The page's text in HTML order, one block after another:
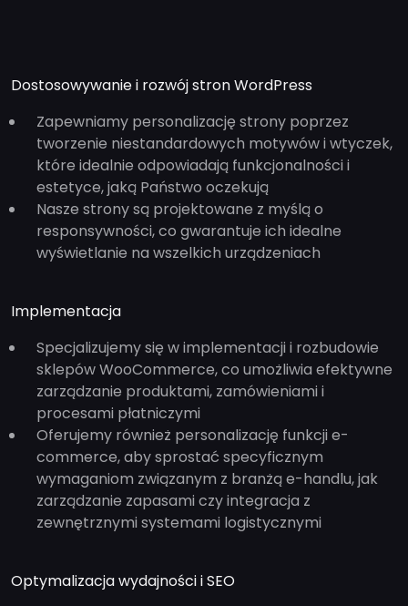
Dostosowywanie i rozwój stron WordPress
Zapewniamy personalizację strony poprzez
tworzenie niestandardowych motywów i wtyczek,
które idealnie odpowiadają funkcjonalności i
estetyce, jaką Państwo oczekują
Nasze strony są projektowane z myślą o
responsywności, co gwarantuje ich idealne
wyświetlanie na wszelkich urządzeniach
Implementacja
Specjalizujemy się w implementacji i rozbudowie
sklepów WooCommerce, co umożliwia efektywne
zarządzanie produktami, zamówieniami i
procesami płatniczymi
Oferujemy również personalizację funkcji e-
commerce, aby sprostać specyficznym
wymaganiom związanym z branżą e-handlu, jak
zarządzanie zapasami czy integracja z
zewnętrznymi systemami logistycznymi
Optymalizacja wydajności i SEO